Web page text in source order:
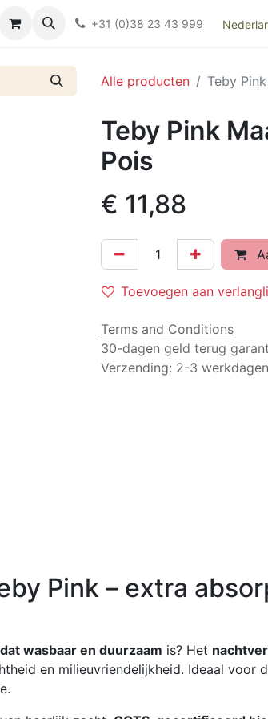
Kieswijzer nacht- en kraamverband
+31 (0)38 23 43 999
Alle producten Teby
Teby Pink
Pois
€ 11,88
Toevoegen aan
Terms and Conditions
30-dagen geld terug
Verzending: 2-3 werkdagen
Pink – extra
wasbaar en duurzaam is? Het
en milieuvriendelijkheid. Ideaal voor